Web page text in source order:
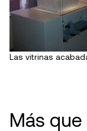
Las vitrinas
Más